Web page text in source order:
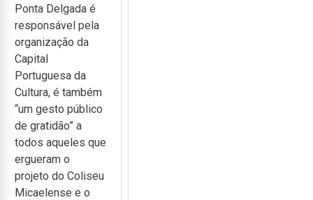
Ponta Delgada é
responsável pela
organização da
Capital
Portuguesa da
Cultura, é também
“um gesto público
de gratidão” a
todos aqueles que
ergueram o
projeto do Coliseu
Micaelense e o